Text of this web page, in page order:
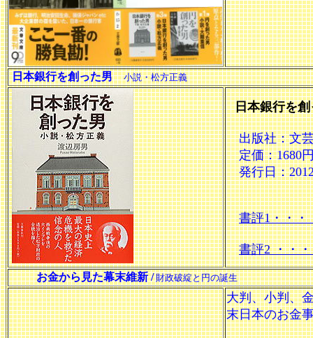
日本銀行を創った男 小説・松方正義
日本銀行
出版社：文
定価：1680
発行日：
書評1・・
書評2 ・・
お金から見た幕末維新 /財政破綻と円の誕生
大判、小判、
末日本のお金